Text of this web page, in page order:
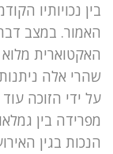
בין נכויותיו
האמור. במצב
האקטוארית
שהרי אלה
על ידי הזוכה
מפרידה בין
הנכות בגין